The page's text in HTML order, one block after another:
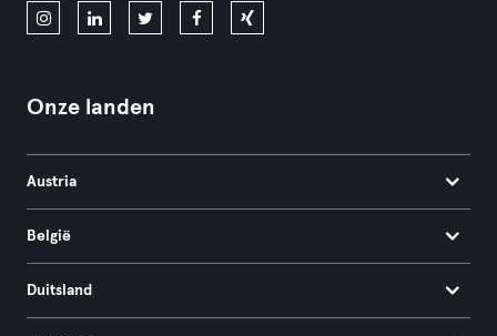
Onze landen
Austria
België
Duitsland